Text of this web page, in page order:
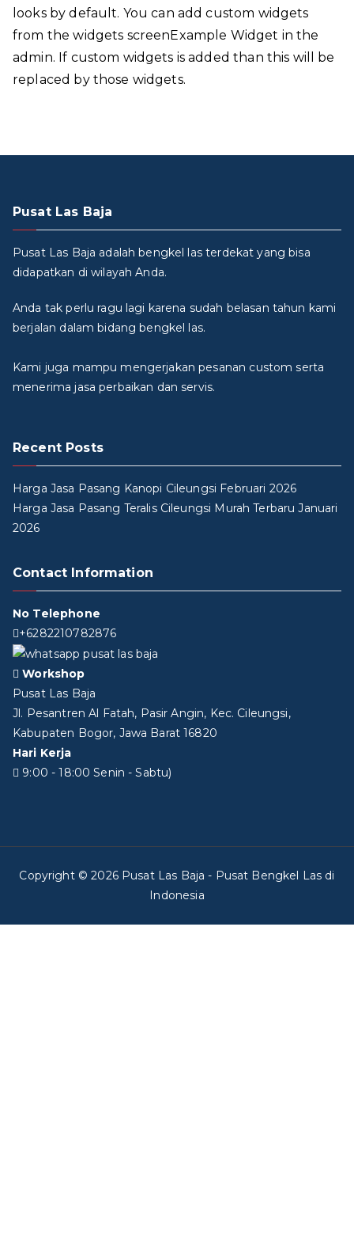
looks by default. You can add custom widgets
from the widgets screenExample Widget in the
admin. If custom widgets is added than this will be
replaced by those widgets.
Pusat Las Baja
Pusat Las Baja adalah bengkel las terdekat yang bisa
didapatkan di wilayah Anda.
Anda tak perlu ragu lagi karena sudah belasan tahun kami
berjalan dalam bidang bengkel las.
Kami juga mampu mengerjakan pesanan custom serta
menerima jasa perbaikan dan servis.
Recent Posts
Harga Jasa Pasang Kanopi Cileungsi Februari 2026
Harga Jasa Pasang Teralis Cileungsi Murah Terbaru Januari
2026
Contact Information
No Telephone
+6282210782876
Workshop
Pusat Las Baja
Jl. Pesantren Al Fatah, Pasir Angin, Kec. Cileungsi,
Kabupaten Bogor, Jawa Barat 16820
Hari Kerja
9:00 - 18:00 Senin - Sabtu)
Copyright © 2026 Pusat Las Baja - Pusat Bengkel Las di
Indonesia